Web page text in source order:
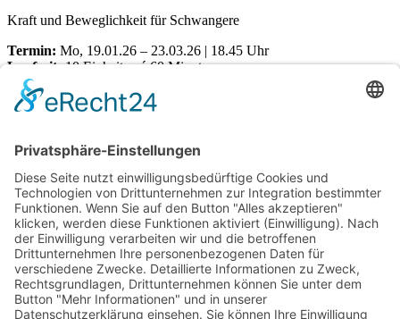
Kraft und Beweglichkeit für Schwangere
Termin: Mo, 19.01.26 – 23.03.26 | 18.45 Uhr
Laufzeit:10 Einheiten á 60 Minuten
Ort:
Kosten pro Teilnehmerin:
155,00
Verfügbare Plätze:
Nicht vorrätig
Startseite
Impressum
Datenschutzerklärung
Barrierefreiheitserklärung
Vertrag widerrufen
AGB